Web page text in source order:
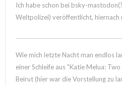
Ich habe schon bei bsky-
Weltpolizei) veröffentlicht, hiernach
Wie mich letzte Nacht man endlos
einer Schleife aus "Katie Melua:
Beirut (hier war die Vorstellung zu